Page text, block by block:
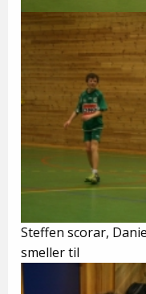
Steffen
smeller til